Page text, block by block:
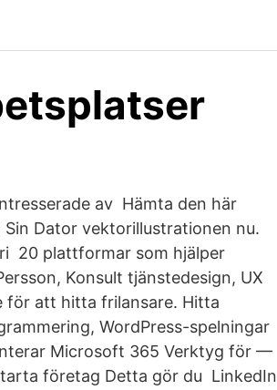
av Hämta den här
Dator vektorillustrationen nu.
20 plattformar som hjälper
Konsult tjänstedesign, UX
för att hitta frilansare. Hitta
WordPress-spelningar
Microsoft 365 Verktyg för —
företag Detta gör du LinkedIn